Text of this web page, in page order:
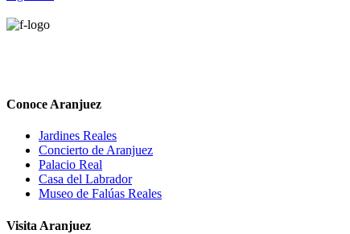
Conoce Aranjuez
Jardines Reales
Concierto de Aranjuez
Palacio Real
Casa del Labrador
Museo de Falúas Reales
Visita Aranjuez